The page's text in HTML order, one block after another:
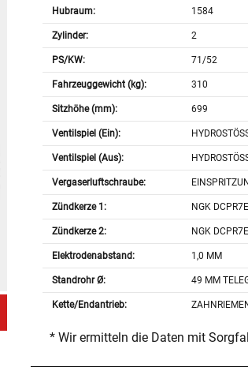
Hubraum: 1584
Zylinder: 2
PS/KW: 71/52
Fahrzeuggewicht (kg): 310
Sitzhöhe (mm): 699
Ventilspiel (Ein):
Ventilspiel (Aus):
Vergaserluftschraube:
Zündkerze 1: NGK DCPR7E
Zündkerze 2: NGK
Elektrodenabstand: 1,0 MM
Standrohr Ø: 49 MM
Kette/Endantrieb:
* Wir ermitteln die Daten mit